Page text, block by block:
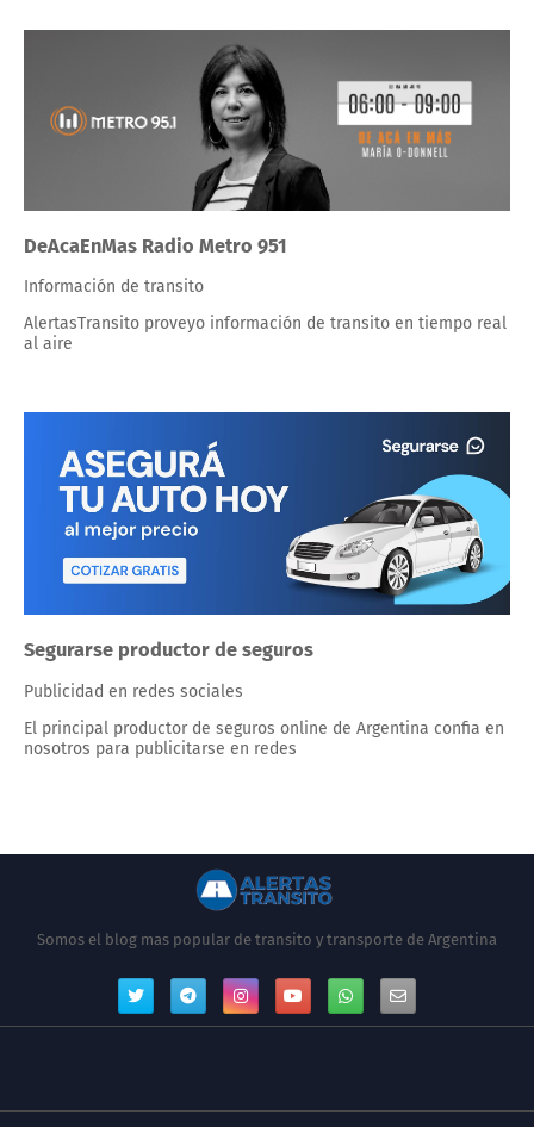
DeAcaEnMas Radio Metro 951
Información de transito
AlertasTransito proveyo información de transito en tiempo real
al aire
Segurarse productor de seguros
Publicidad en redes sociales
El principal productor de seguros online de Argentina confia en
nosotros para publicitarse en redes
Somos el blog mas popular de transito y transporte de Argentina